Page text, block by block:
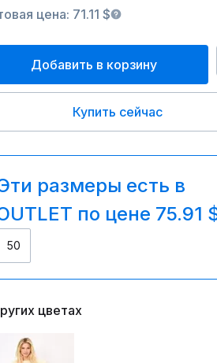
цена: 71.11 $
Добавить в корзину
Купить сейчас
размеры есть в
по цене 75.91
50
цветах